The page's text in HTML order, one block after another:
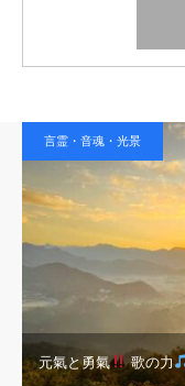
言霊・音魂・光景
元氣と勇氣 歌の力